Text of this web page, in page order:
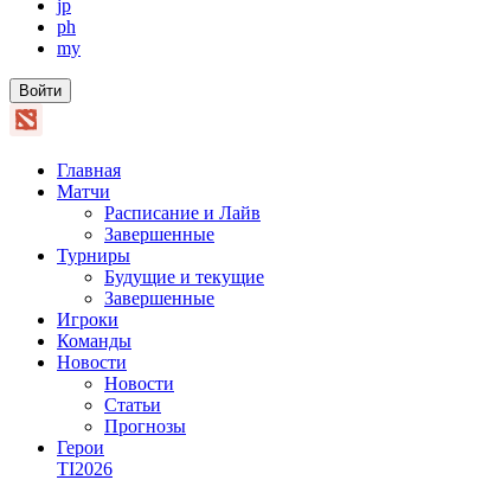
jp
ph
my
Войти
Главная
Матчи
Расписание и Лайв
Завершенные
Турниры
Будущие и текущие
Завершенные
Игроки
Команды
Новости
Новости
Статьи
Прогнозы
Герои
TI2026